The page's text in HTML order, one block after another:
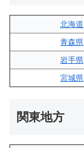
北海道
青森県
岩手県
宮城県
関東地方